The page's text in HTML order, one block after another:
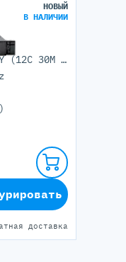
НОВЫЙ
В НАЛИЧИИ
2x Intel Xeon Silver 4410Y (12C 30M Cache 2.00 GHz)
доставка